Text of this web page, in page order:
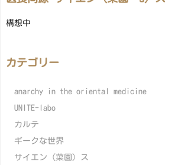
構想中
カテゴリー
anarchy in the oriental medicine
UNITE-labo
カルテ
ギークな世界
サイエン（菜園）ス